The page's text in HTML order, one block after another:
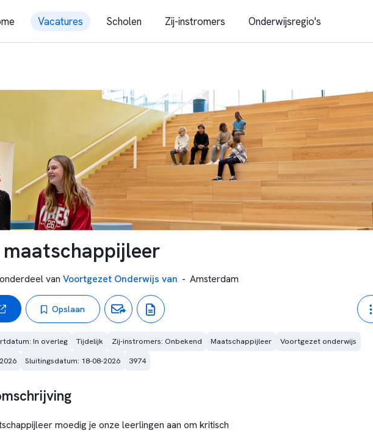
Vacatures Scholen Zij-instromers Onderwijsregio's
onderdeel van Voortgezet Onderwijs van - Amsterdam
Opslaan
In overleg Tijdelijk Zij-instromers: Onbekend Maatschappijleer
Voortgezet onderwijs
Sluitingsdatum: 18-08-2026 3974
moedig je onze leerlingen aan om kritisch